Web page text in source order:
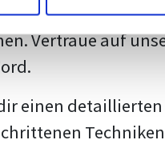
Unsere
Vertraue auf
einen